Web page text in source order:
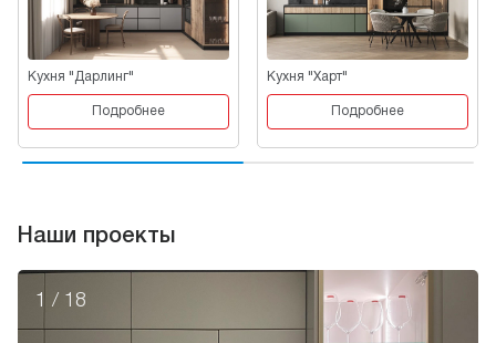
Кухня "Дарлинг"
Подробнее
Кухня "Харт"
Подробнее
Наши проекты
1 / 18